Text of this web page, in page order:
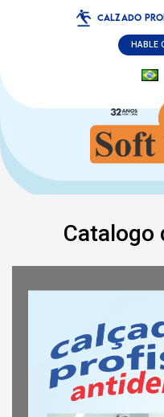
CALZADO
HABLE
Catalogo